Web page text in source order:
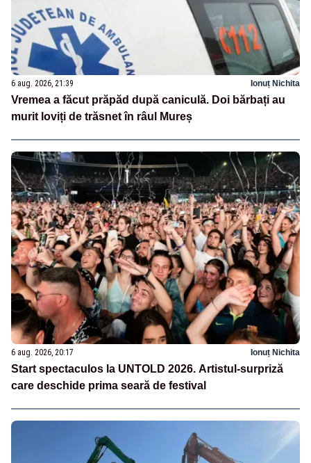
6 aug. 2026, 21:39 Ionuț Nichita
Vremea a făcut prăpăd după caniculă. Doi bărbați au
murit loviți de trăsnet în râul Mureș
6 aug. 2026, 20:17 Ionuț Nichita
Start spectaculos la UNTOLD 2026. Artistul-surpriză
care deschide prima seară de festival